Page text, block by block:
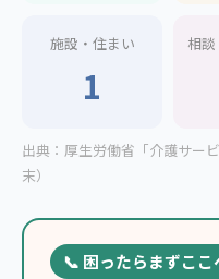
施設・住まい
1
相
出典：厚生労働省「介護サー
末）
📞 困ったらまずこ